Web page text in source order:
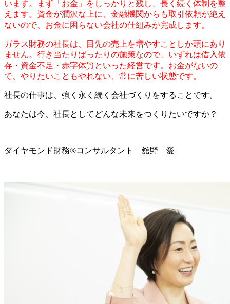
います。まず「お金」をしっかりと残し、長く続く体制を整
えます。資金が潤沢な上に、金融機関からも取引依頼が絶え
ないので、お金に困らない会社の仕組みが完成します。
ガラス財務の社長は、目先の売上を増やすことしか頭にあり
ません。行き当たりばったりの施策なので、いずれは借入依
存・資金不足・赤字体質といった経営です。お金がないの
で、やりたいこともやれない、常に苦しい状態です。
社長の仕事は、強く永く続く会社づくりをすることです。
あなたは今、社長としてどんな未来をつくりたいですか？
ダイヤモンド財務®コンサルタント 舘野 愛